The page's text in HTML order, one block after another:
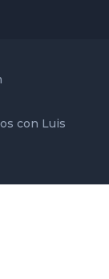
con Luis